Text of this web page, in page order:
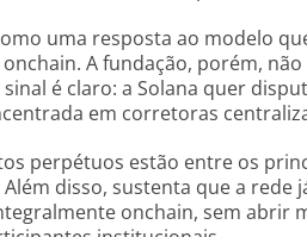
uma resposta ao modelo
A fundação, porém,
é claro: a Solana quer
em corretoras
perpétuos estão entre os
disso, sustenta que a rede
onchain, sem abrir